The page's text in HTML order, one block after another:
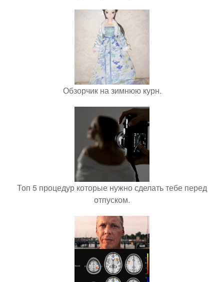
Обзорчик на зимнюю курн.
Топ 5 процедур которые нужно сделать тебе перед
отпуском.